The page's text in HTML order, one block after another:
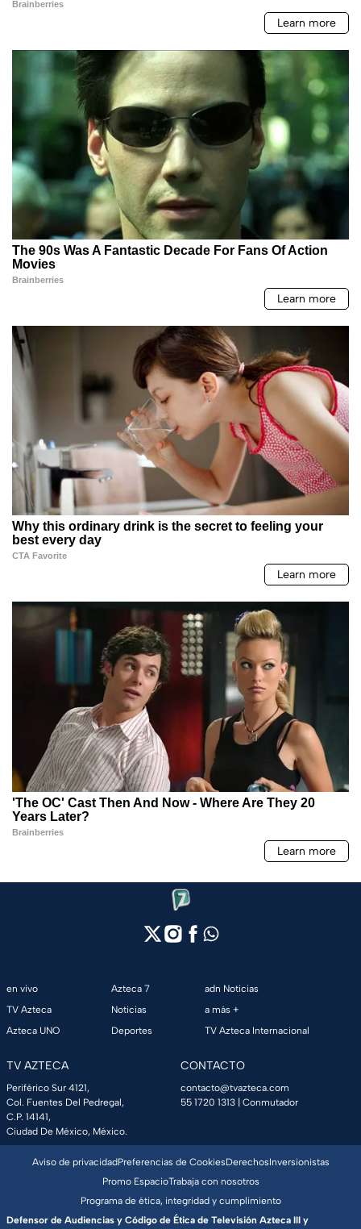
en vivo
TV Azteca
Azteca UNO
Azteca 7
Noticias
Deportes
adn Noticias
a más +
TV Azteca Internacional
TV AZTECA
Periférico Sur 4121,
Col. Fuentes Del Pedregal,
C.P. 14141,
Ciudad De México, México.
CONTACTO
contacto@tvazteca.com
55 1720 1313 | Conmutador
Aviso de privacidadPreferencias de CookiesDerechosInversionistas
Promo EspacioTrabaja con nosotros
Programa de ética, integridad y cumplimiento
Defensor de Audiencias y Código de Ética de Televisión Azteca III y